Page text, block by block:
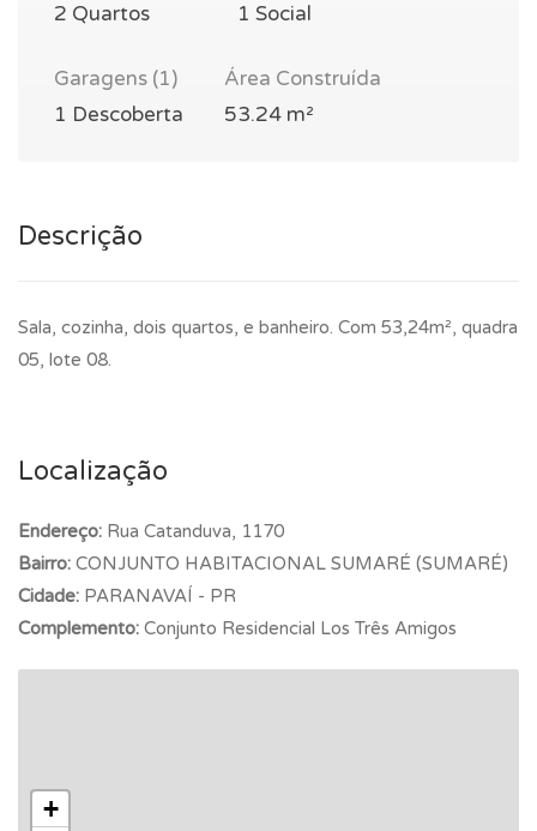
2 Quartos
1 Social
Garagens (1)
1 Descoberta
Área Construída
53.24 m²
Descrição
Sala, cozinha, dois quartos, e banheiro. Com 53,24m², quadra
05, lote 08.
Localização
Endereço: Rua Catanduva, 1170
Bairro: CONJUNTO HABITACIONAL SUMARÉ (SUMARÉ)
Cidade: PARANAVAÍ - PR
Complemento: Conjunto Residencial Los Três Amigos
+